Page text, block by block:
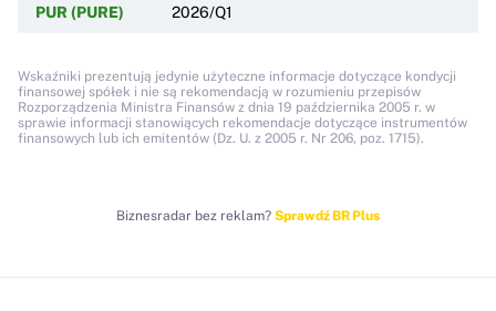
PUR (PURE) 2026/Q1
Wskaźniki prezentują jedynie użyteczne informacje dotyczące kondycji
finansowej spółek i nie są rekomendacją w rozumieniu przepisów
Rozporządzenia Ministra Finansów z dnia 19 października 2005 r. w
sprawie informacji stanowiących rekomendacje dotyczące instrumentów
finansowych lub ich emitentów (Dz. U. z 2005 r. Nr 206, poz. 1715).
Biznesradar bez reklam? Sprawdź BR Plus